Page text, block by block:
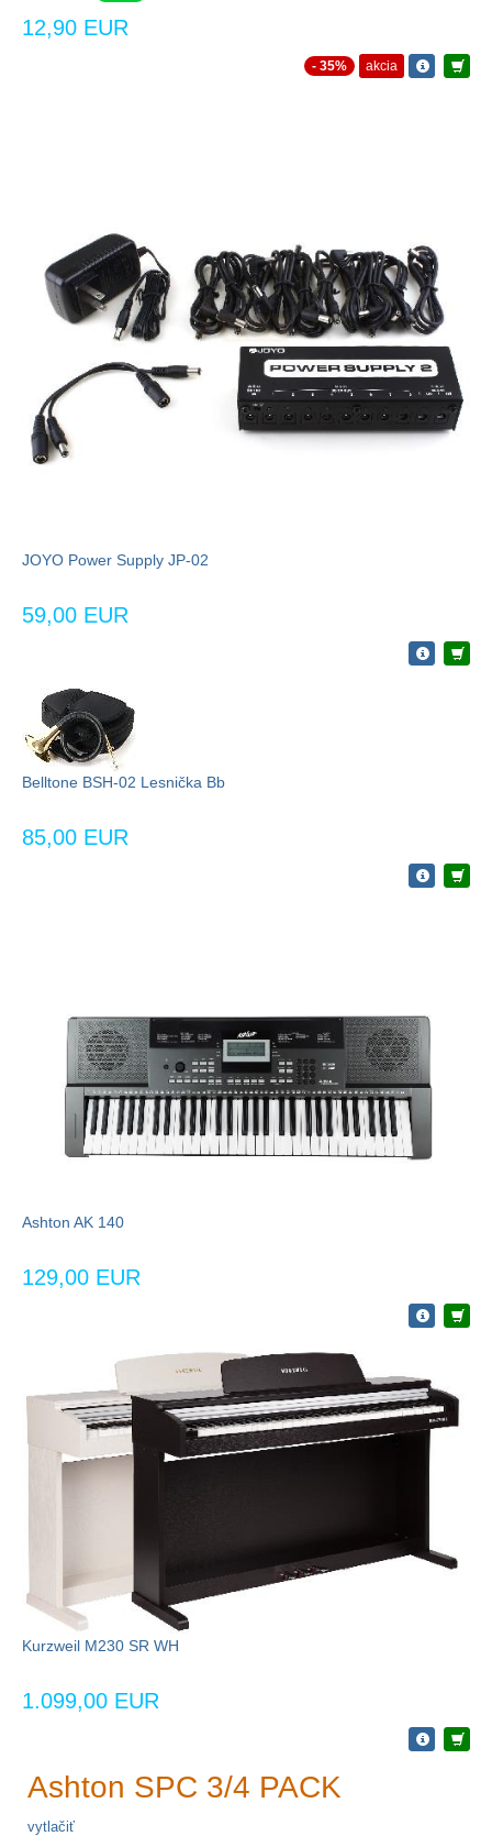
12,90 EUR
- 35% akcia
JOYO Power Supply JP-02
59,00 EUR
Belltone BSH-02 Lesnička Bb
85,00 EUR
Ashton AK 140
129,00 EUR
Kurzweil M230 SR WH
1.099,00 EUR
Ashton SPC 3/4 PACK
vytlačiť